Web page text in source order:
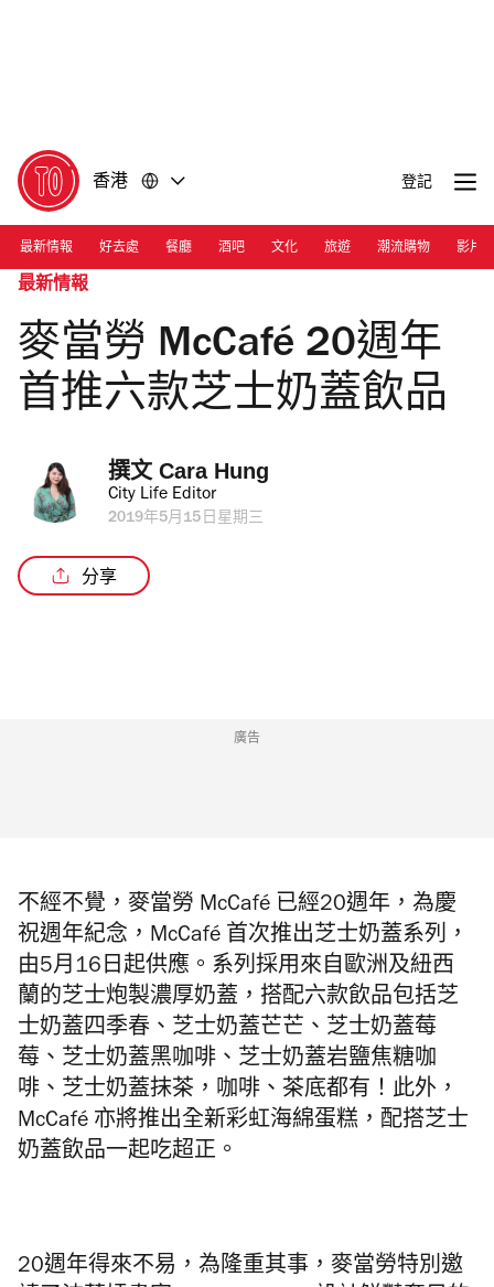
香港 登記
最新情報 好去處 餐廳 酒吧 文化 旅遊 潮流購物 影片
最新情報
麥當勞 McCafé 20週年
首推六款芝士奶蓋飲品
撰文 Cara Hung
City Life Editor
2019年5月15日星期三
分享
廣告
不經不覺，麥當勞 McCafé 已經20週年，為慶
祝週年紀念，McCafé 首次推出芝士奶蓋系列，
由5月16日起供應 。系列採用來自歐洲及紐西
蘭的芝士炮製濃厚奶蓋，搭配六款飲品包括芝
士奶蓋四季春、芝士奶蓋芒芒、芝士奶蓋莓
莓、芝士奶蓋黑咖啡、芝士奶蓋岩鹽焦糖咖
啡、芝士奶蓋抹茶，咖啡、茶底都有！此外，
McCafé 亦將推出全新彩虹海綿蛋糕，配搭芝士
奶蓋飲品一起吃超正。
20週年得來不易，為隆重其事，麥當勞特別邀